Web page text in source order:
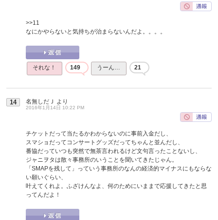
>>11
なにかやらないと気持ちが治まらないんだよ。。。。
それな！ 149 うーん… 21
14 名無しだＪ より
2016年1月14日 10:22 PM
チケットだって当たるかわからないのに事前入金だし、
スマショだってコンサートグッズだってちゃんと並んだし、
番協だっていつも突然で無茶言われるけど文句言ったことないし、
ジャニヲタは散々事務所のいうことを聞いてきたじゃん。
「SMAPを残して」っていう事務所のなんの経済的マイナスにもならな
い願いぐらい、
叶えてくれよ。ふざけんなよ、何のためにいままで応援してきたと思
ってんだよ！